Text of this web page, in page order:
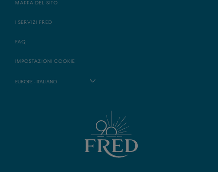
MAPPA DEL SITO
I SERVIZI FRED
FAQ
IMPOSTAZIONI COOKIE
EUROPE - ITALIANO